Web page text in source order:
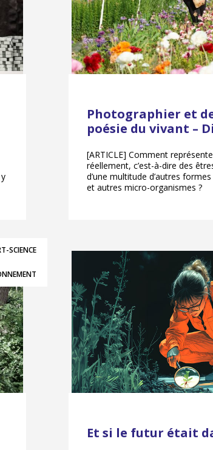
Photographier et
poésie du vivant –
[ARTICLE] Comment
réellement, c’est-à-dire des
d’une multitude d’autres
et autres micro-organismes ?
SCIENCE
Et si le futur était